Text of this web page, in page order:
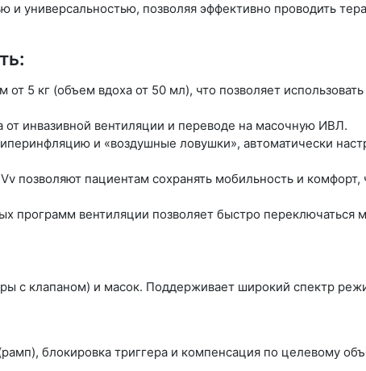
универсальностью, позволяя эффективно проводить
5 кг (объем вдоха от 50 мл), что позволяет использовать
инвазивной вентиляции и переводе на масочную ИВЛ.
и «воздушные ловушки», автоматически
позволяют пациентам сохранять мобильность и комфорт,
программ вентиляции позволяет быстро переключаться
с клапаном) и масок. Поддерживает широкий спектр
блокировка триггера и компенсация по целевому